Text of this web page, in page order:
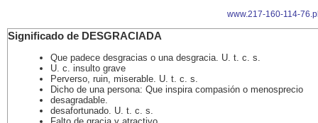
www.217-160-114-
Significado de DESGRACIADA
Que padece desgracias o una desgracia. U. t. c. s.
U. c. insulto grave
Perverso, ruin, miserable. U. t. c. s.
Dicho de una persona: Que inspira compasión o menosprecio
desagradable.
desafortunado. U. t. c. s.